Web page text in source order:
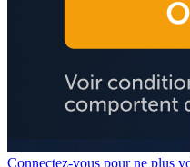
Connectez-vous pour ne plus